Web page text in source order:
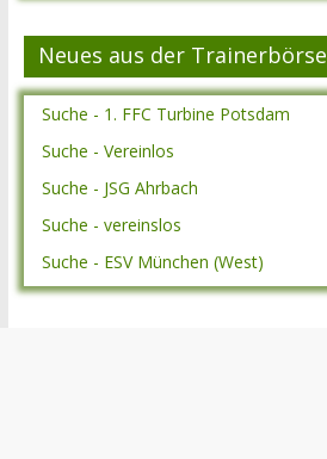
Neues aus der Trainerbörse
Suche - 1. FFC Turbine Potsdam
Suche - Vereinlos
Suche - JSG Ahrbach
Suche - vereinslos
Suche - ESV München (West)